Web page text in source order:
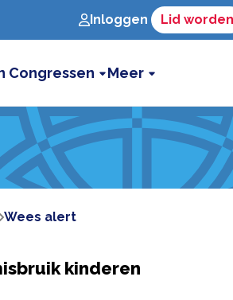
Inloggen Lid worden
Congressen Meer
wees alert
kinderen